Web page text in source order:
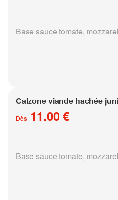
Base sauce tomate,
Calzone viande hachée
Dès 11.00 €
Base sauce tomate,